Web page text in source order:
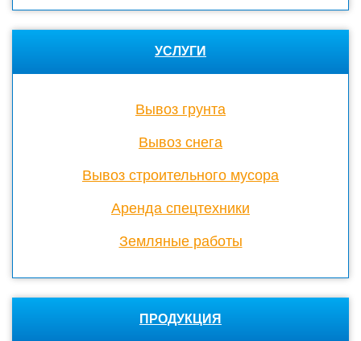
УСЛУГИ
Вывоз грунта
Вывоз снега
Вывоз строительного мусора
Аренда спецтехники
Земляные работы
ПРОДУКЦИЯ